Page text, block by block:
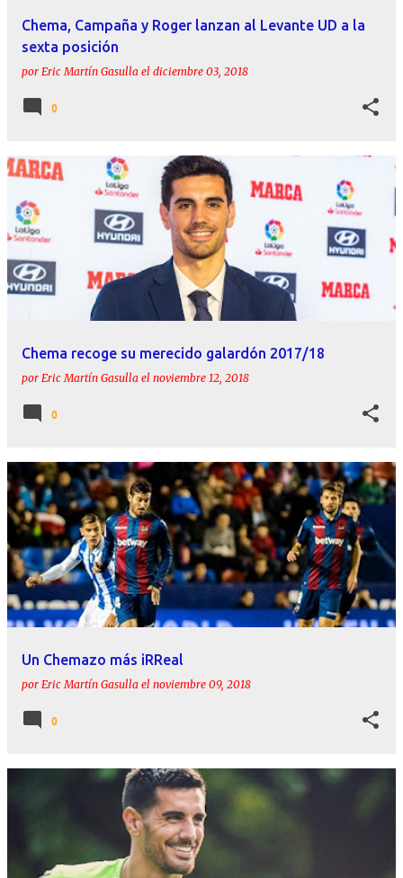
Chema, Campaña y Roger lanzan al Levante UD a la
sexta posición
por Eric Martín Gasulla el diciembre 03, 2018
0
Chema recoge su merecido galardón 2017/18
por Eric Martín Gasulla el noviembre 12, 2018
0
Un Chemazo más iRReal
por Eric Martín Gasulla el noviembre 09, 2018
0